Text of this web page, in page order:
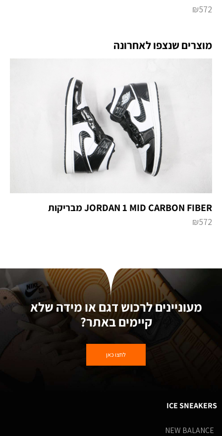
₪572
מוצרים שנצפו לאחרונה
JORDAN 1 MID CARBON FIBER מבריקות
₪572
מעוניינים לרכוש דגם או מידה שלא
קיימים באתר?
לחצו כאן
ICE SNEAKERS
NEW BALANCE